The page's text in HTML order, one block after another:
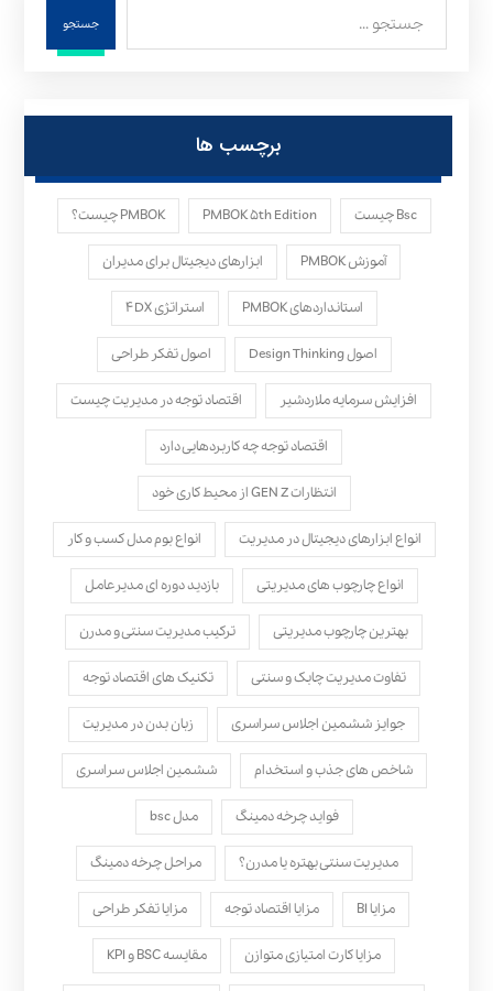
جستجو
برچسب ها
Bsc چیست PMBOK ۵th Edition PMBOK چیست؟
آموزش PMBOK ابزارهای دیجیتال برای مدیران
استانداردهای PMBOK استراتژی ۴DX
اصول Design Thinking اصول تفکر طراحی
افزایش سرمایه ملاردشیر اقتصاد توجه در مدیریت چیست
اقتصاد توجه چه کاربردهایی دارد
انتظارات GEN Z از محیط کاری خود
انواع ابزارهای دیجیتال در مدیریت انواع بوم مدل کسب‌ و کار
انواع چارچوب های مدیریتی بازدید دوره ای مدیرعامل
بهترین چارچوب مدیریتی ترکیب مدیریت سنتی و مدرن
تفاوت مدیریت چابک و سنتی تکنیک های اقتصاد توجه
جوایز ششمین اجلاس سراسری زبان بدن در مدیریت
شاخص های جذب و استخدام ششمین اجلاس سراسری
فواید چرخه دمینگ مدل bsc
مدیریت سنتی بهتره یا مدرن؟ مراحل چرخه دمینگ
مزایا BI مزایا اقتصاد توجه مزایا تفکر طراحی
مزایا کارت امتیازی متوازن مقایسه BSC و KPI